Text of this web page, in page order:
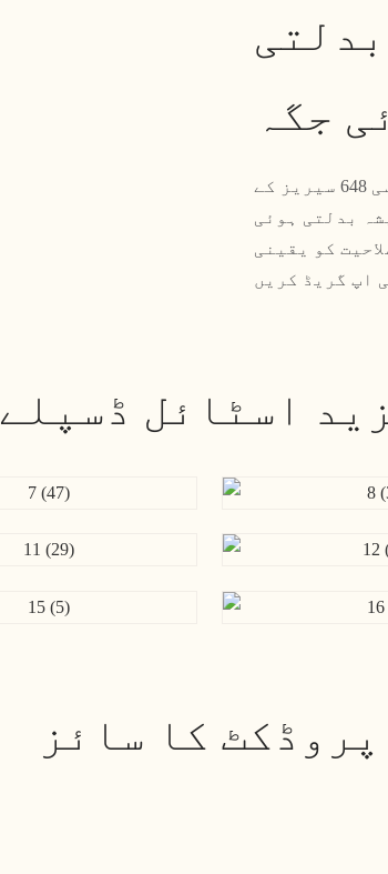
جگہ
سادہ جدید سیڈینٹری آرام دہ اور پرسکون تربیتی کرسی 648 سیریز کے
بدلتی ہوئی
کو یقینی
اسٹائل ڈسپلے
پروڈکٹ کا سائز